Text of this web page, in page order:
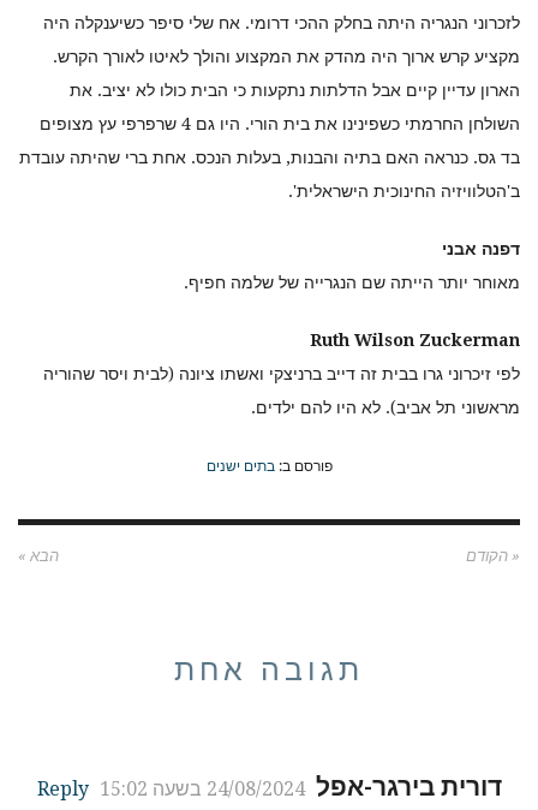
לזכרוני הנגריה היתה בחלק ההכי דרומי. אח שלי סיפר כשיענקלה היה
מקציע קרש ארוך היה מהדק את המקצוע והולך לאיטו לאורך הקרש.
הארון עדיין קיים אבל הדלתות נתקעות כי הבית כולו לא יציב. את
השולחן החרמתי כשפינינו את בית הורי. היו גם 4 שרפרפי עץ מצופים
בד גס. כנראה האם בתיה והבנות, בעלות הנכס. אחת ברי שהיתה עובדת
ב'הטלוויזיה החינוכית הישראלית'.
דפנה אבני
מאוחר יותר הייתה שם הנגרייה של שלמה חפיף.
Ruth Wilson Zuckerman
לפי זיכרוני גרו בבית זה דייב ברניצקי ואשתו ציונה (לבית ויסר שהוריה
מראשוני תל אביב). לא היו להם ילדים.
פורסם ב:בתים ישנים
« הקודם הבא »
תגובה אחת
דורית בירגר-אפל 24/08/2024 בשעה 15:02
Reply